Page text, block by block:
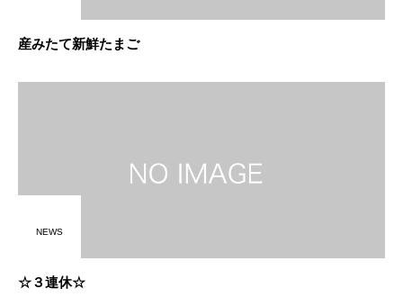
産みたて新鮮たまご
NEWS
☆３連休☆